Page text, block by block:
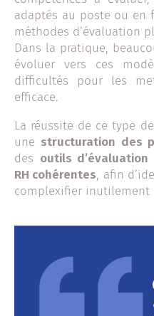
adaptés au poste ou en
méthodes d’évaluation
Dans la pratique,
évoluer vers ces
difficultés pour les
efficace.
La réussite de ce type
une structuration des
des outils d’évaluation
RH cohérentes, afin
complexifier inutilement